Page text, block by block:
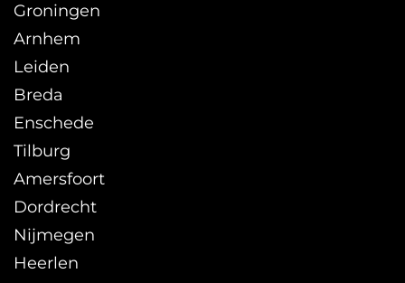
Groningen
Arnhem
Leiden
Breda
Enschede
Tilburg
Amersfoort
Dordrecht
Nijmegen
Heerlen